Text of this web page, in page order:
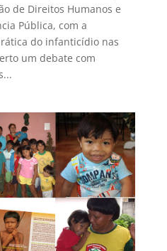
de Direitos Humanos e
Pública, com a
do infanticídio nas
um debate com